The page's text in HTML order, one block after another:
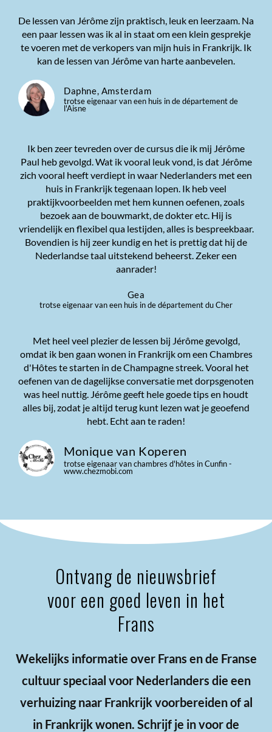
De lessen van Jérôme zijn praktisch, leuk en leerzaam. Na
een paar lessen was ik al in staat om een klein gesprekje
te voeren met de verkopers van mijn huis in Frankrijk. Ik
kan de lessen van Jérôme van harte aanbevelen.
Daphne, Amsterdam
trotse eigenaar van een huis in de département de
l'Aisne
Ik ben zeer tevreden over de cursus die ik mij Jérôme
Paul heb gevolgd. Wat ik vooral leuk vond, is dat Jérôme
zich vooral heeft verdiept in waar Nederlanders met een
huis in Frankrijk tegenaan lopen. Ik heb veel
praktijkvoorbeelden met hem kunnen oefenen, zoals
bezoek aan de bouwmarkt, de dokter etc. Hij is
vriendelijk en flexibel qua lestijden, alles is bespreekbaar.
Bovendien is hij zeer kundig en het is prettig dat hij de
Nederlandse taal uitstekend beheerst. Zeker een
aanrader!
Gea
trotse eigenaar van een huis in de département du Cher
Met heel veel plezier de lessen bij Jérôme gevolgd,
omdat ik ben gaan wonen in Frankrijk om een Chambres
d'Hôtes te starten in de Champagne streek. Vooral het
oefenen van de dagelijkse conversatie met dorpsgenoten
was heel nuttig. Jérôme geeft hele goede tips en houdt
alles bij, zodat je altijd terug kunt lezen wat je geoefend
hebt. Echt aan te raden!
Monique van Koperen
trotse eigenaar van chambres d'hôtes in Cunfin -
www.chezmobi.com
Ontvang de nieuwsbrief
voor een goed leven in het
Frans
Wekelijks informatie over Frans en de Franse
cultuur speciaal voor Nederlanders die een
verhuizing naar Frankrijk voorbereiden of al
in Frankrijk wonen. Schrijf je in voor de